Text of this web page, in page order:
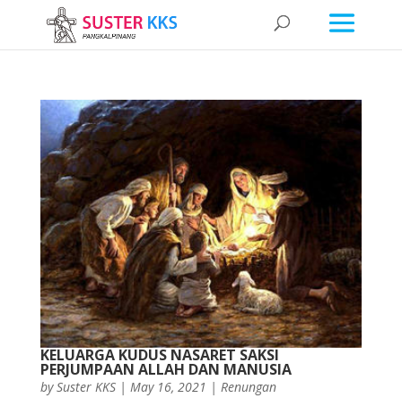
KELUARGA KUDUS NASARET SAKSI
PERJUMPAAN ALLAH DAN MANUSIA
bySuster KKS| May 16, 2021 | Renungan